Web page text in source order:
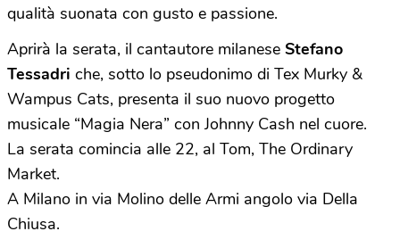
qualità suonata con gusto e passione.
Aprirà la serata, il cantautore milanese Stefano
Tessadri che, sotto lo pseudonimo di Tex Murky &
Wampus Cats, presenta il suo nuovo progetto
musicale “Magia Nera” con Johnny Cash nel cuore.
La serata comincia alle 22, al Tom, The Ordinary
Market.
A Milano in via Molino delle Armi angolo via Della
Chiusa.